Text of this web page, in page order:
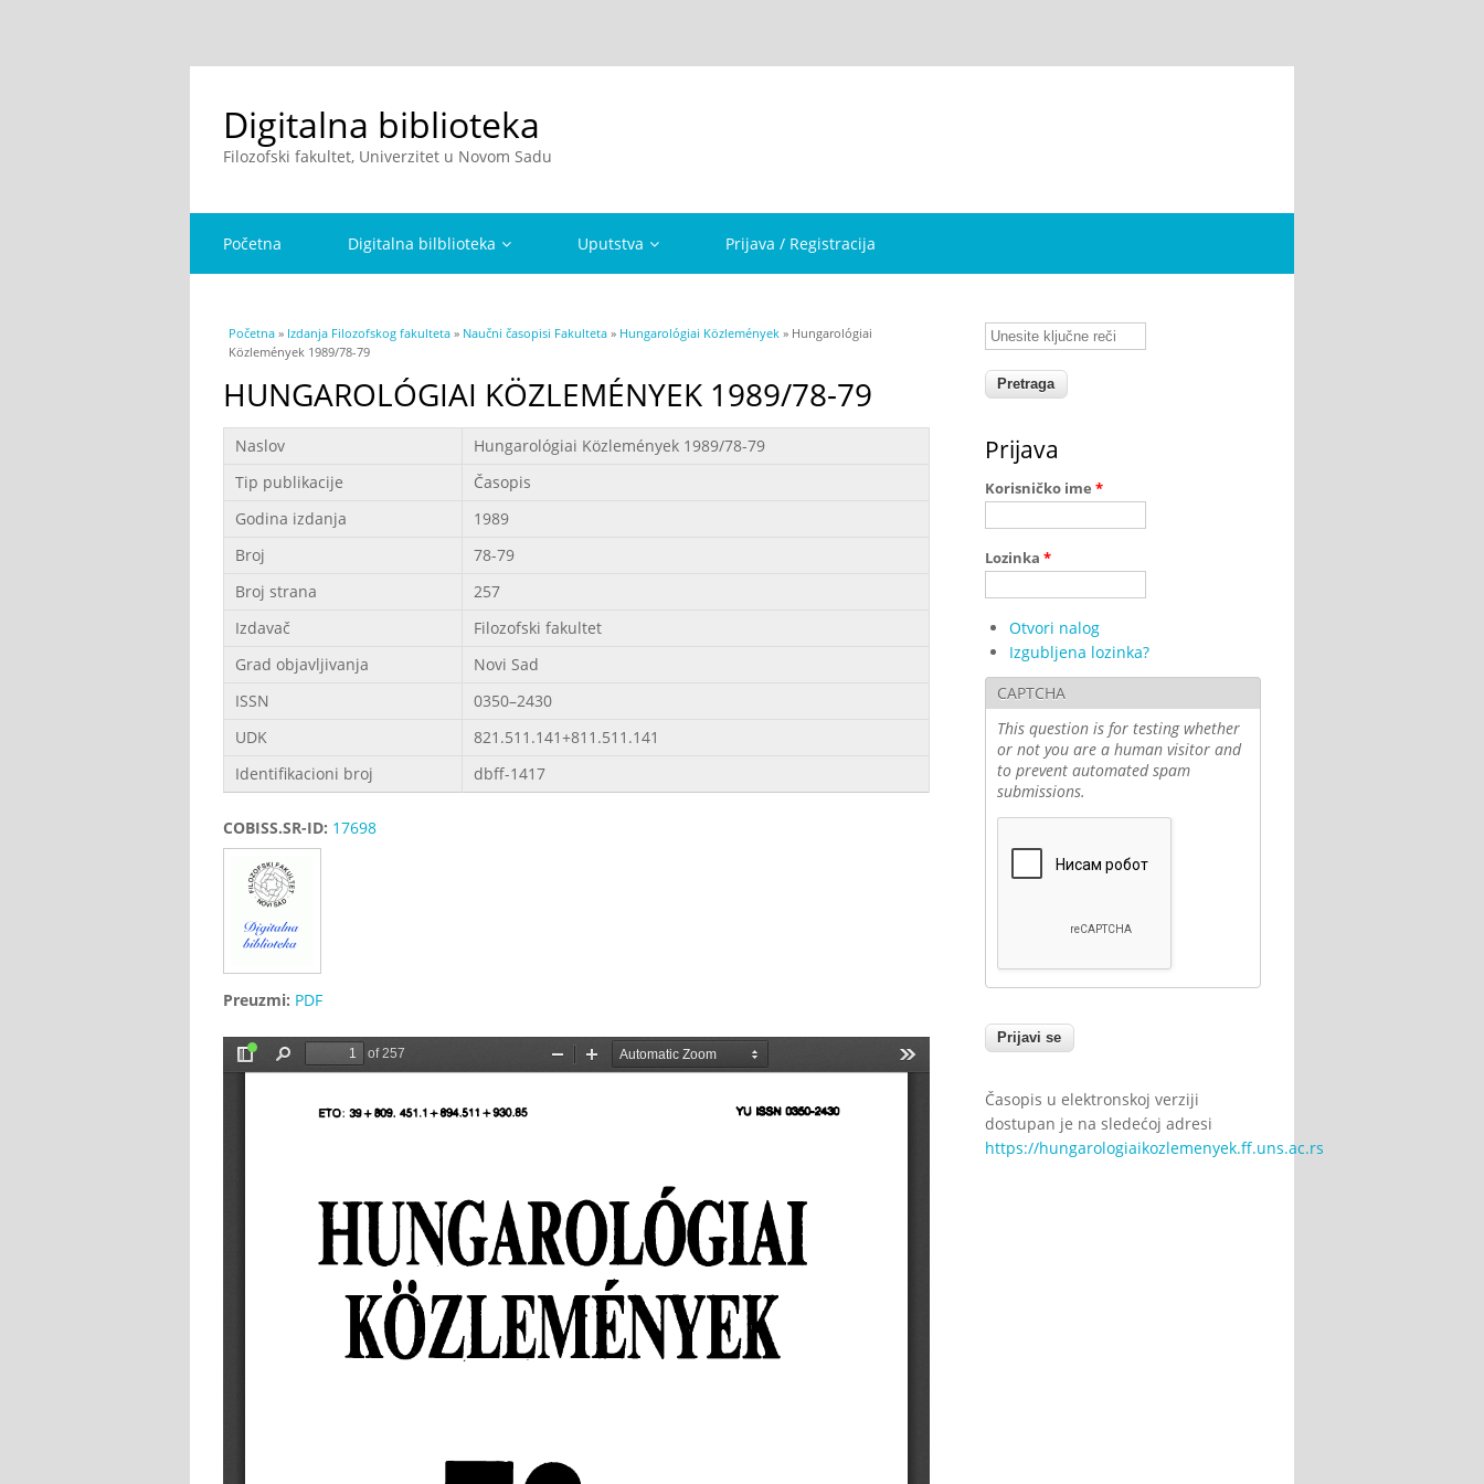
Digitalna biblioteka
Filozofski fakultet, Univerzitet u Novom Sadu
Početna Digitalna bilblioteka Uputstva Prijava / Registracija
You are here
Početna » Izdanja Filozofskog fakulteta » Naučni časopisi Fakulteta » Hungarológiai Közlemények » Hungarológiai
Közlemények 1989/78-79
HUNGAROLÓGIAI KÖZLEMÉNYEK 1989/78-79
Podaci
Naslov
Hungarológiai Közlemények 1989/78-79
Tip publikacije
Časopis
Godina izdanja
1989
Broj
78-79
Broj strana
257
Izdavač
Filozofski fakultet
Grad objavljivanja
Novi Sad
ISSN
0350–2430
UDK
821.511.141+811.511.141
Identifikacioni broj
dbff-1417
COBISS.SR-ID: 17698
Preuzmi: PDF
Unesite ključne reči
Prijava
Korisničko ime *
Lozinka *
Otvori nalog
Izgubljena lozinka?
CAPTCHA
This question is for testing whether
or not you are a human visitor and
to prevent automated spam
submissions.
Časopis u elektronskoj verziji
dostupan je na sledećoj adresi
https://hungarologiaikozlemenyek.ff.uns.ac.rs